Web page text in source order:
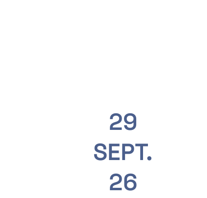
29
SEPT.
26